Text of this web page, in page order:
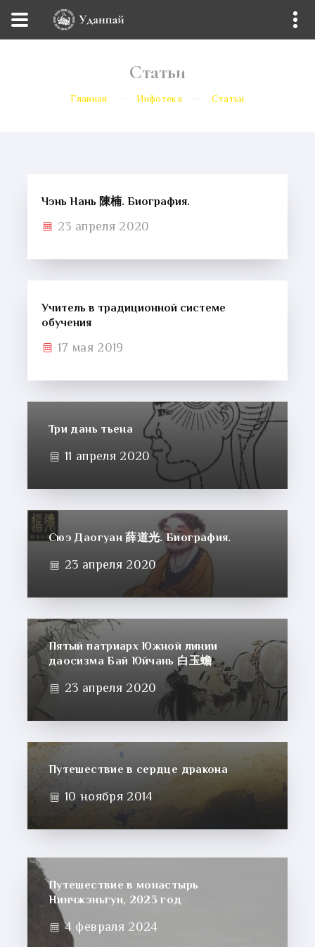
Статьи
Главная Инфотека Статьи
Чэнь Нань 陳楠. Биография.
23 апреля 2020
Учитель в традиционной системе
обучения
17 мая 2019
Три дань тьена
11 апреля 2020
Сюэ Даогуан 薛道光. Биография.
23 апреля 2020
Пятый патриарх Южной линии
даосизма Бай Юйчань 白玉蟾
23 апреля 2020
Путешествие в сердце дракона
10 ноября 2014
Путешествие в монастырь
Нинчжэньгун, 2023 год
4 февраля 2024